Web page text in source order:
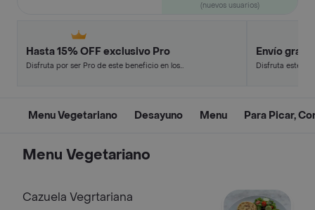
(nuevos usuarios)
Hasta 15% OFF exclusivo Pro
Disfruta por ser Pro de este beneficio en los
Envío
Disfruta este
Menu Vegetariano Desayuno Menu Para Picar,
Menu Vegetariano
Cazuela Vegrtariana